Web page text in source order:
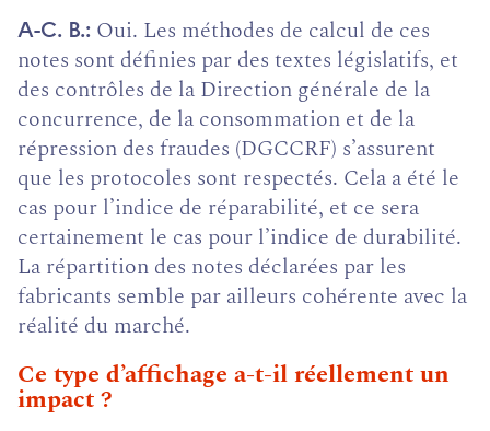
A-C. B. Oui. Les méthodes de calcul de ces
notes sont définies par des textes législatifs, et
des contrôles de la Direction générale de la
concurrence, de la consommation et de la
répression des fraudes (DGCCRF) s’assurent
que les protocoles sont respectés. Cela a été le
cas pour l’indice de réparabilité, et ce sera
certainement le cas pour l’indice de durabilité.
La répartition des notes déclarées par les
fabricants semble par ailleurs cohérente avec la
réalité du marché.
Ce type d’affichage a-t-il réellement un
impact ?